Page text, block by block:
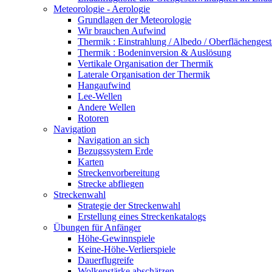
Meteorologie - Aerologie
Grundlagen der Meteorologie
Wir brauchen Aufwind
Thermik : Einstrahlung / Albedo /
Thermik : Bodeninversion & Auslösung
Vertikale Organisation der Thermik
Laterale Organisation der Thermik
Hangaufwind
Lee-Wellen
Andere Wellen
Rotoren
Navigation
Navigation an sich
Bezugssystem Erde
Karten
Streckenvorbereitung
Strecke abfliegen
Streckenwahl
Strategie der Streckenwahl
Erstellung eines Streckenkatalogs
Übungen für Anfänger
Höhe-Gewinnspiele
Keine-Höhe-Verlierspiele
Dauerflugreife